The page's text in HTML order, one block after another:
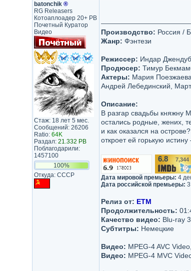
batonchik ®
RG Releasers
Котоаплоадер 20+ PB
Почетный Куратор
Видео
Стаж: 18 лет 5 мес.
Сообщений: 26206
Ratio: 64K
Раздал: 21.332 PB
Поблагодарили:
1457100
100%
Откуда: СССР
Производство: Россия /
Жанр: Фэнтези
Режиссер: Индар
Продюсер: Тимур
Актеры: Мария
Андрей Лебединский,
Описание:
В разгар свадьбы княжну
остались родные, жених,
и как оказался на
откроет ей горькую
6.8/10 7,344
Дата мировой премьеры: 4
Дата российской премьеры:
Релиз от: ETM
Продолжительность:
Качество видео: Blu-ray
Субтитры: Немецкие
Видео: MPEG-4 AVC
Видео: MPEG-4 MVC